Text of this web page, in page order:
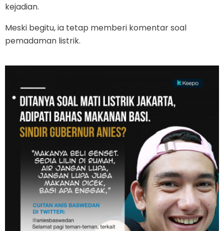
kejadian.
Meski begitu, ia tetap memberi komentar soal
pemadaman listrik.